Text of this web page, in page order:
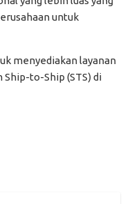
untuk
menyediakan layanan
to-Ship (STS) di